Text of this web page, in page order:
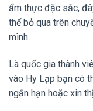
ẩm thực đặc sắc,
thể bỏ qua trên
mình.
Là quốc gia thành
vào Hy Lạp bạn có
ngắn hạn hoặc xin